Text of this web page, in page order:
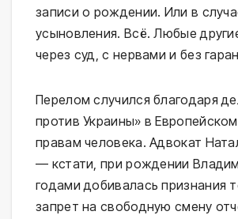
записи о рождении. Или в
усыновления. Всё. Любые
через суд, с нервами и без
Перелом случился благодаря
против Украины» в
правам человека. Адвокат
— кстати, при рождении
годами добивалась признания
запрет на свободную смену